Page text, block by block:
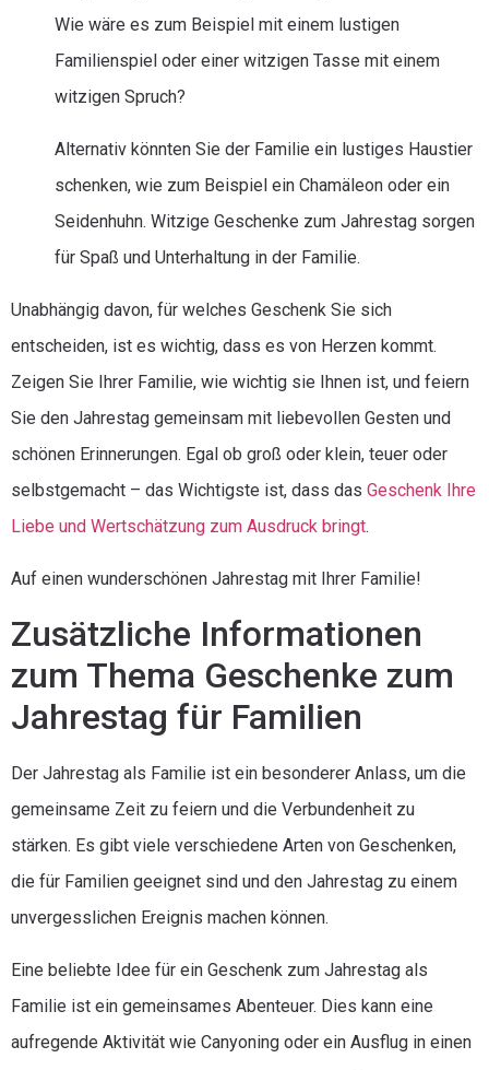
Wie wäre es zum Beispiel mit einem lustigen
Familienspiel oder einer witzigen Tasse mit einem
witzigen Spruch?
Alternativ könnten Sie der Familie ein lustiges Haustier
schenken, wie zum Beispiel ein Chamäleon oder ein
Seidenhuhn. Witzige Geschenke zum Jahrestag sorgen
für Spaß und Unterhaltung in der Familie.
Unabhängig davon, für welches Geschenk Sie sich
entscheiden, ist es wichtig, dass es von Herzen kommt.
Zeigen Sie Ihrer Familie, wie wichtig sie Ihnen ist, und feiern
Sie den Jahrestag gemeinsam mit liebevollen Gesten und
schönen Erinnerungen. Egal ob groß oder klein, teuer oder
selbstgemacht – das Wichtigste ist, dass das Geschenk Ihre
Liebe und Wertschätzung zum Ausdruck bringt.
Auf einen wunderschönen Jahrestag mit Ihrer Familie!
Zusätzliche Informationen
zum Thema Geschenke zum
Jahrestag für Familien
Der Jahrestag als Familie ist ein besonderer Anlass, um die
gemeinsame Zeit zu feiern und die Verbundenheit zu
stärken. Es gibt viele verschiedene Arten von Geschenken,
die für Familien geeignet sind und den Jahrestag zu einem
unvergesslichen Ereignis machen können.
Eine beliebte Idee für ein Geschenk zum Jahrestag als
Familie ist ein gemeinsames Abenteuer. Dies kann eine
aufregende Aktivität wie Canyoning oder ein Ausflug in einen